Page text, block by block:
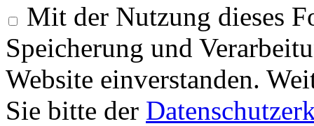
Mit der Nutzung dieses
Speicherung und
Website einverstanden.
Sie bitte der